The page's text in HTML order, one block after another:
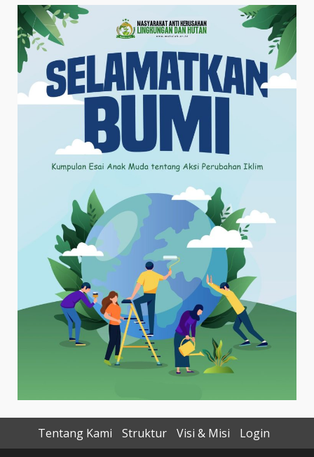
Tentang Kami Struktur Visi & Misi
Login